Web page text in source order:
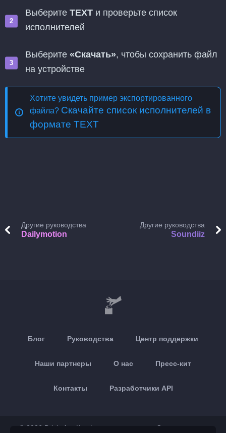
Выберите TEXT и проверьте список
исполнителей
Выберите «Скачать», чтобы сохранить файл
на устройстве
Хотите увидеть пример экспортированного
файла? Скачайте список исполнителей в
формате TEXT
Другие руководства
Dailymotion
Другие руководства
Soundiiz
Блог Руководства Центр поддержки
Наши партнеры О нас Пресс-кит
Контакты Разработчики API
© 2026 Brickoft Конфиденциальность Статус сервиса